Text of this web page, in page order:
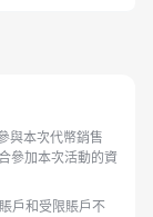
與本次代幣銷售
參加本次活動的資
戶和受限賬戶不